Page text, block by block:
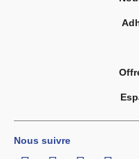
Nous suivre